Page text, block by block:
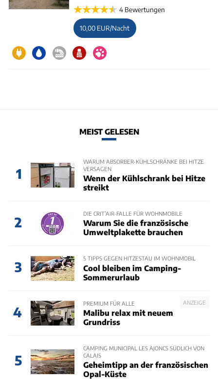
4 Bewertungen
10,00 EUR/Nacht
MEIST GELESEN
1
WARUM ABSORBER-KÜHLSCHRÄNKE BEI HITZE
VERSAGEN
Wenn der Kühlschrank bei Hitze
streikt
2
DIE CRIT’AIR-FALLE FÜR WOHNMOBILE
Warum Sie die französische
Umweltplakette brauchen
3
5 TIPPS GEGEN HITZESTAU IM WOHNMOBIL
Cool bleiben im Camping-
Sommerurlaub
4
ANZEIGE
PREMIUM FÜR ALLE
Malibu relax mit neuem
Grundriss
5
CAMPING MUNICIPAL LES AJONCS SÜDLICH VON
CALAIS
Geheimtipp an der französischen
Opal-Küste